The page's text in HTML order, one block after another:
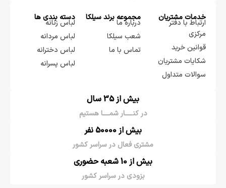
خدمات مشتریان
ارتباط با دفتر
مرکزی
قوانین خرید
شکایات مشتریان
سوالات متداول
مجموعه برند سيلكا
درباره ما
شعب سیلکا
تماس با ما
دسته بندی ها
لباس زنانه
لباس مردانه
لباس دخترانه
لباس پسرانه
بیش از 35 سال
در کنـــــار شمــــا هستیم
بیش از 50000 نفر
مشتری فعال در سراسر کشور
بیش از 10 شعبه حضوری
بزودی در سراسر کشور